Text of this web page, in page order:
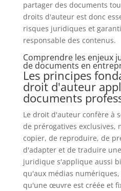
partager des documents
droits d'auteur est donc
risques juridiques et
responsable des contenus.
Comprendre les enjeux
de documents en
Les principes
droit d'auteur
documents
Le droit d'auteur confère à
de prérogatives exclusives,
copier, de reproduire, de
d'adapter et de traduire
juridique s'applique aussi
qu'aux médias
qu'une œuvre est créée et